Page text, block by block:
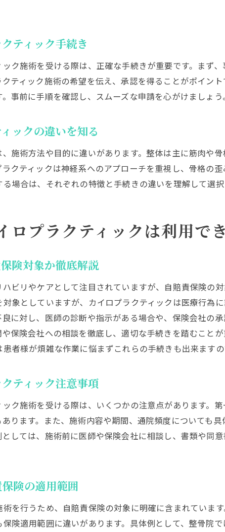
国税庁の基準から見る医療費控除とカイロプラ
保険適用外の場合のカイロプラクティック活用術
治療費の負担軽減とカイロプラクティックの活用
事故後の体調不良にカイロプラクティックが有効な理
交通事故後の症状悪化を防ぐカイロプラクティ
早期受診が重要な理由とカイロプラクティック
保険制度を踏まえた最適な体調管理法
カイロプラクティック利用時の保険手続きトラ
自賠責保険で認められないケースとその理由
整骨院や整体と比較した手続きの違い
保険会社や医療機関との円滑なやり取りのコツ
トラブル相談の活用法とカイロプラクティック
安心してカイロプラクティックを続けるための
カイロプラクティックを上手に活用する知識の整
自賠責保険と治療選択で知っておきたいポイン
カイロプラクティックの保険利用でよくある疑
整骨院や整体との違いを踏まえた治療法の選び
ティック手続き
ク施術を受ける際は、正確な手続きが重要です。まず
ティック施術の希望を伝え、承認を得ることがポイン
事前に手順を確認し、スムーズな申請を心がけましょう。
ックの違いを知る
施術方法や目的に違いがあります。整体は主に筋肉や
クティックは神経系へのアプローチを重視し、骨格の
場合は、それぞれの特徴と手続きの違いを理解して選択
ロプラクティックは利用で
険対象か徹底解説
ビリやケアとして注目されていますが、自賠責保険の
象としていますが、カイロプラクティックは医療行為
に対し、医師の診断や指示がある場合や、保険会社の
保険会社への相談を徹底し、適切な手続きを踏むこと
者様が煩雑な作業に悩まずこれらの手続きも出来ます
ティック注意事項
ク施術を受ける際は、いくつかの注意点があります。
ります。また、施術内容や期間、通院頻度についても
しては、施術前に医師や保険会社に相談し、書類や同
険の適用範囲
を行うため、自賠責保険の対象に明確に含まれていま
険適用範囲に違いがあります。具体例として、整骨院